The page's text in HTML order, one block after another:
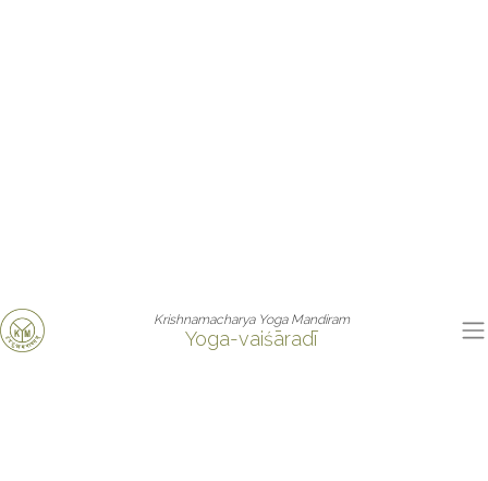
Krishnamacharya Yoga Mandiram
Yoga-vaiśāradī